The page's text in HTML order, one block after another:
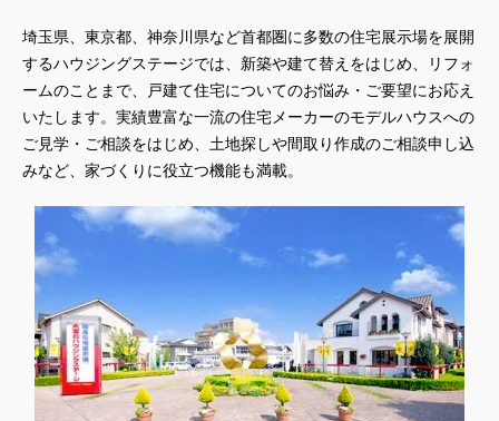
埼玉県、東京都、神奈川県など首都圏に多数の住宅展示場を展開
するハウジングステージでは、新築や建て替えをはじめ、リフォ
ームのことまで、戸建て住宅についてのお悩み・ご要望にお応え
いたします。実績豊富な一流の住宅メーカーのモデルハウスへの
ご見学・ご相談をはじめ、土地探しや間取り作成のご相談申し込
みなど、家づくりに役立つ機能も満載。